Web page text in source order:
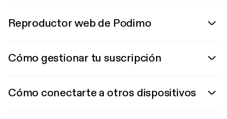
Reproductor web de Podimo
Cómo gestionar tu suscripción
Cómo conectarte a otros dispositivos